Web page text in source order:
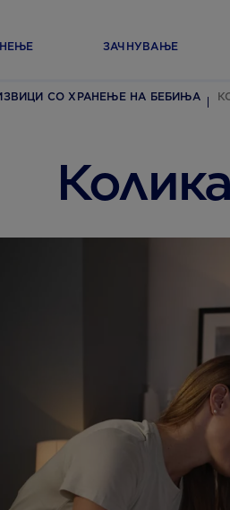
ЗАЧНУВАЊЕ
СО ХРАНЕЊЕ НА БЕБИЊА